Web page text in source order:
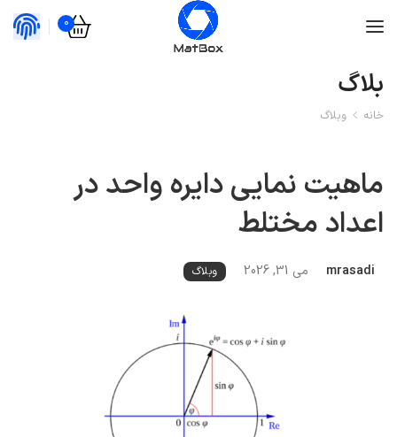
0
بلاگ
خانه وبلاگ
ماهیت نمایی دایره واحد در
اعداد مختلط
mrasadi می 31, 2026 وبلاگ